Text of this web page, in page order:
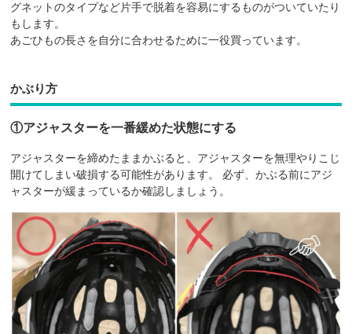
グネットのタイプなど片手で脱着を容易にするものがついていたり
もします。
あごひもの長さを自分に合わせるために一役買っています。
かぶり方
①アジャスターを一番緩めた状態にする
アジャスターを締めたままかぶると、アジャスターを無理やりこじ
開けてしまい破損する可能性があります。 必ず、かぶる前にアジ
ャスターが緩まっているか確認しましょう。